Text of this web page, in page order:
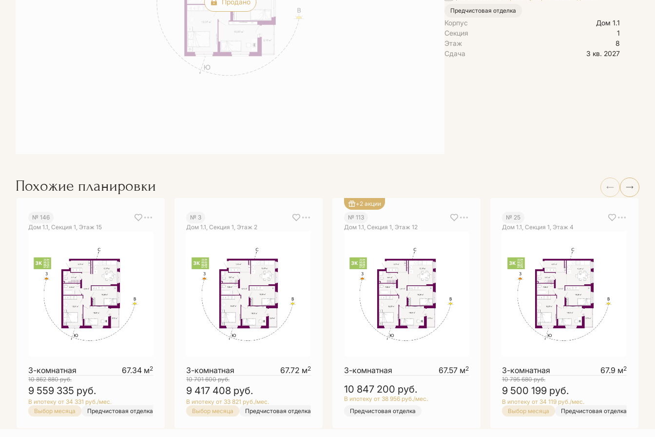
Продано
Предчистовая отделка
Корпус
Дом 1.1
Секция
1
Этаж
8
Сдача
3 кв. 2027
Похожие планировки
№ 146
Дом 1.1, Секция 1, Этаж 15
3-комнатная 67.34 м2
10 862 880руб.
9 559 335 руб.
В ипотеку от 34 331 руб./мес.
Выбор месяца
Предчистовая отделка Выбор месяца Предчистовая отделка
№ 3
Дом 1.1, Секция 1, Этаж 2
3-комнатная 67.72 м2
10 701 600руб.
9 417 408 руб.
В ипотеку от 33 821 руб./мес.
Выбор месяца
Предчистовая отделка Выбор месяца Предчистовая отделка
+2 акции
№ 113
Дом 1.1, Секция 1, Этаж 12
3-комнатная 67.57 м2
10 847 200 руб.
В ипотеку от 38 956 руб./мес.
Предчистовая отделка
№ 25
Дом 1.1, Секция 1, Этаж 4
3-комнатная 67.9 м2
10 795 680руб.
9 500 199 руб.
В ипотеку от 34 119 руб./мес.
Выбор месяца
Предчистовая отделка